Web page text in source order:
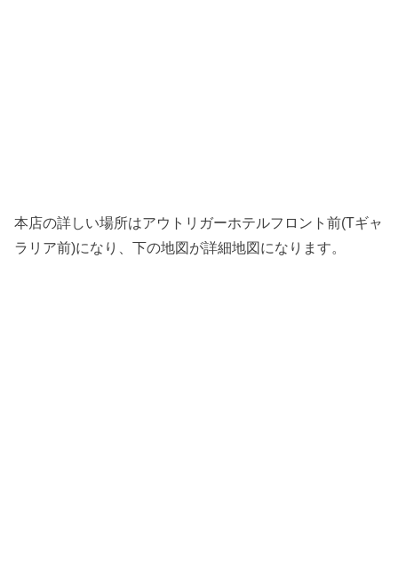
本店の詳しい場所はアウトリガーホテルフロント前(Tギャ
ラリア前)になり、下の地図が詳細地図になります。